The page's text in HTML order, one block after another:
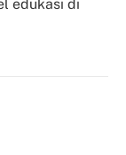
edukasi di